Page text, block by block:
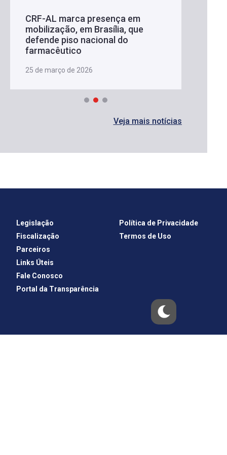
CRF-AL marca presença em
mobilização, em Brasília, que
defende piso nacional do
farmacêutico
25 de março de 2026
Veja mais notícias
Legislação
Fiscalização
Parceiros
Links Úteis
Fale Conosco
Portal da Transparência
Política de Privacidade
Termos de Uso